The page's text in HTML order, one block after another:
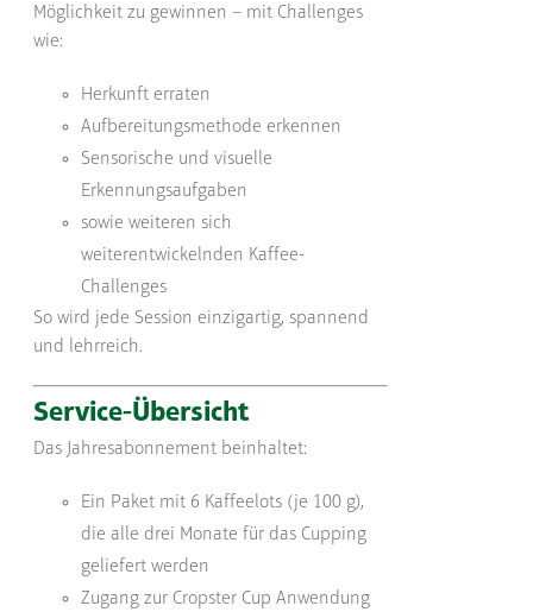
Möglichkeit zu gewinnen – mit Challenges
wie:
Herkunft erraten
Aufbereitungsmethode erkennen
Sensorische und visuelle
Erkennungsaufgaben
sowie weiteren sich
weiterentwickelnden Kaffee-
Challenges
So wird jede Session einzigartig, spannend
und lehrreich.
Service-Übersicht
Das Jahresabonnement beinhaltet:
Ein Paket mit 6 Kaffeelots (je 100 g),
die alle drei Monate für das Cupping
geliefert werden
Zugang zur Cropster Cup Anwendung